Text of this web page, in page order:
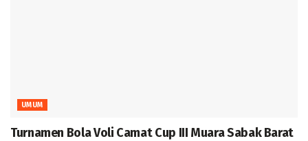
UMUM
Turnamen Bola Voli Camat Cup III Muara Sabak Barat